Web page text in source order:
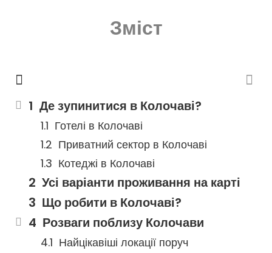
Зміст
Де зупинитися в Колочаві?
Готелі в Колочаві
Приватний сектор в Колочаві
Котеджі в Колочаві
Усі варіанти проживання на карті
Що робити в Колочаві?
Розваги поблизу Колочави
Найцікавіші локації поруч